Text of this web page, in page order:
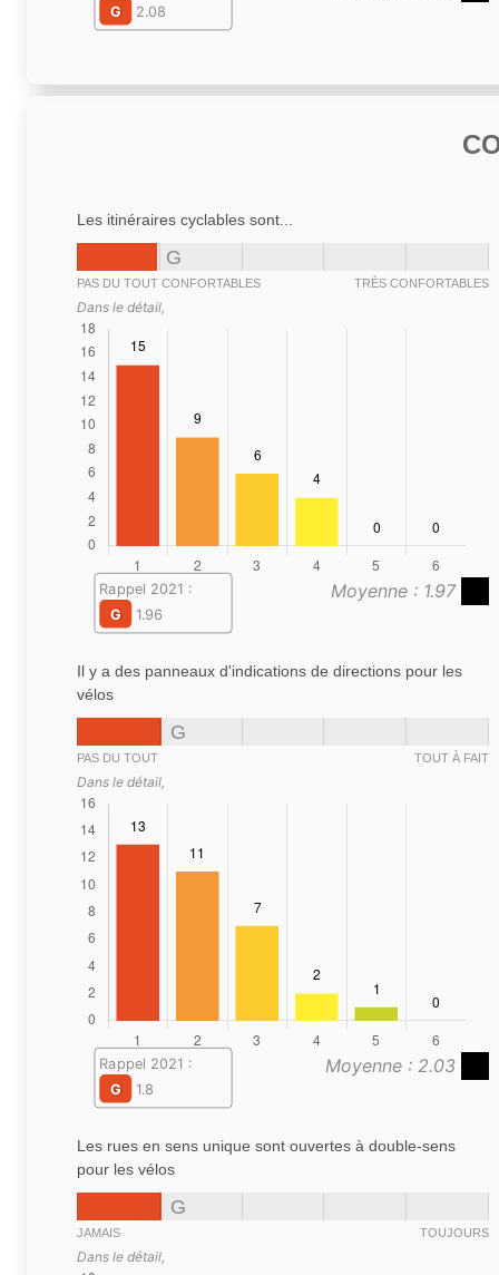
G
2.08
Les itinéraires cyclables sont...
G
PAS DU TOUT CONFORTABLES TRÈS CONFORTABLES
Dans le détail,
Moyenne : 1.97
Rappel 2021 :
G
1.96
Il y a des panneaux d'indications de directions pour les
vélos
G
PAS DU TOUT TOUT À FAIT
Dans le détail,
Moyenne : 2.03
Rappel 2021 :
G
1.8
Les rues en sens unique sont ouvertes à double-sens
pour les vélos
G
JAMAIS TOUJOURS
Dans le détail,